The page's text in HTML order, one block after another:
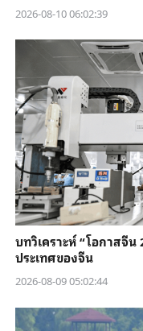
2026-08-10 06:02:39
บทวิเคราะห์ “โอกาสจี
ประเทศของจีน
2026-08-09 05:02:44